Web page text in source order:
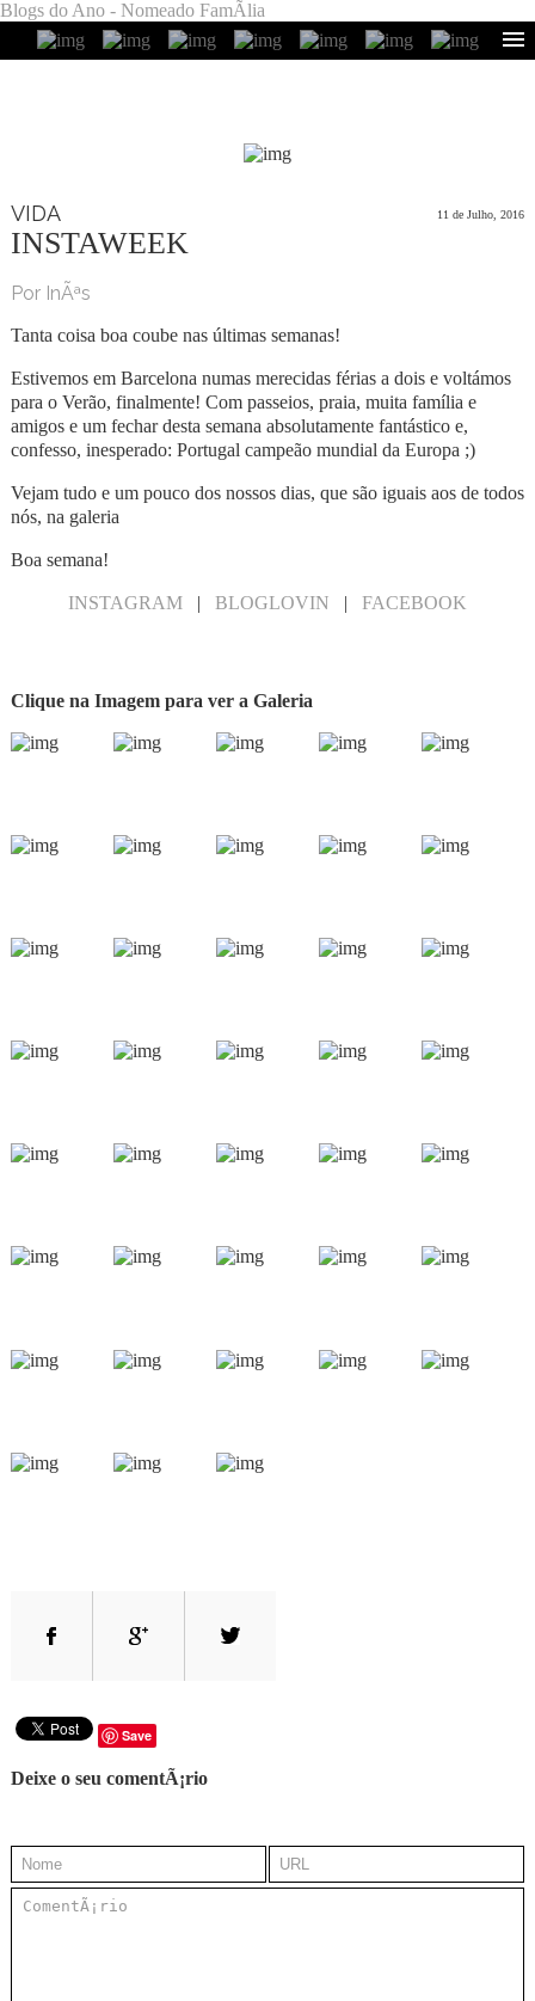
Blogs do Ano - Nomeado FamÃ­lia
VIDA 11 de Julho, 2016
INSTAWEEK
Por InÃªs
Tanta coisa boa coube nas últimas semanas!
Estivemos em Barcelona numas merecidas férias a dois e voltámos
para o Verão, finalmente! Com passeios, praia, muita família e
amigos e um fechar desta semana absolutamente fantástico e,
confesso, inesperado: Portugal campeão mundial da Europa ;)
Vejam tudo e um pouco dos nossos dias, que são iguais aos de todos
nós, na galeria
Boa semana!
INSTAGRAM| BLOGLOVIN | FACEBOOK
Clique na Imagem para ver a Galeria
Save
Deixe o seu comentÃ¡rio